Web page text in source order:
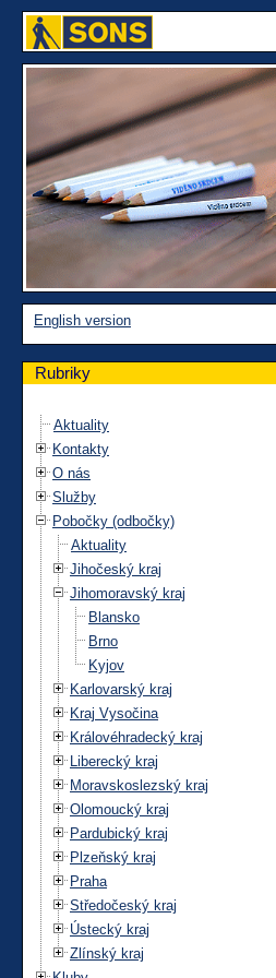
English version
Rubriky
Aktuality
Kontakty
O nás
Služby
Pobočky (odbočky)
Aktuality
Jihočeský kraj
Jihomoravský kraj
Blansko
Brno
Kyjov
Karlovarský kraj
Kraj Vysočina
Královéhradecký kraj
Liberecký kraj
Moravskoslezský kraj
Olomoucký kraj
Pardubický kraj
Plzeňský kraj
Praha
Středočeský kraj
Ústecký kraj
Zlínský kraj